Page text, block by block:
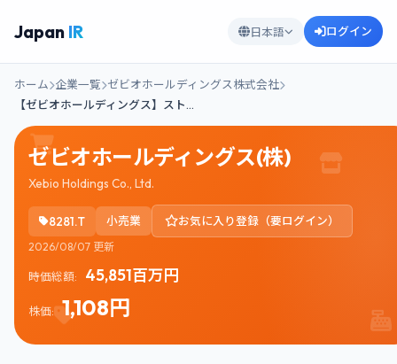
Japan IR 日本語 ログイン
ホーム 企業一覧 ゼビオホールディングス株式会社
【ゼビオホールディングス】スト…
ゼビオホールディングス(株)
Xebio Holdings Co., Ltd.
8281.T 小売業 お気に入り登録（要ログイン）
2026/08/07 更新
時価総額: 45,851百万円
株価: 1,108円